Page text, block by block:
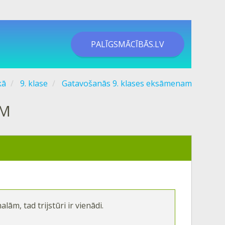
PALĪGSMĀCĪBĀS.LV
9. klase Gatavošanās 9. klases eksāmenam
tad trijstūri ir vienādi.